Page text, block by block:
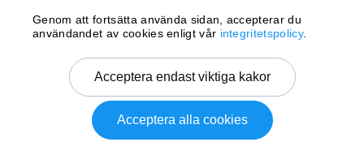
Leverans av
Copyright © 2026 mResell All rights reserved.
Genom att fortsätta använda sidan, accepterar du
användandet av cookies enligt vår integritetspolicy.
Acceptera endast viktiga kakor
Acceptera alla cookies